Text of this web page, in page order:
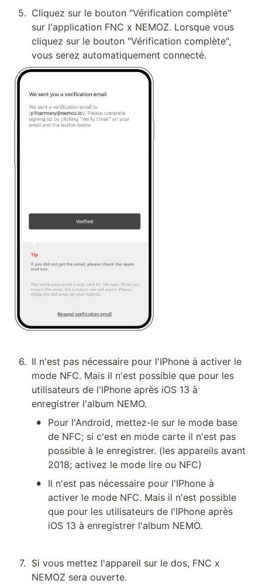
5. Cliquez sur le bouton "Vérification complète"
sur l'application FNC x NEMOZ. Lorsque vous
cliquez sur le bouton "Vérification complète",
vous serez automatiquement connecté.
6. Il n'est pas nécessaire pour l'IPhone à activer le
mode NFC. Mais il n'est possible que pour les
utilisateurs de l'IPhone après iOS 13 à
enregistrer l'album NEMO.
•
Pour l'Android, mettez-le sur le mode base
de NFC; si c'est en mode carte il n'est pas
possible à le enregistrer. (les appareils avant
2018; activez le mode lire ou NFC)
•
Il n'est pas nécessaire pour l'IPhone à
activer le mode NFC. Mais il n'est possible
que pour les utilisateurs de l'IPhone après
iOS 13 à enregistrer l'album NEMO.
7. Si vous mettez l'appareil sur le dos, FNC x
NEMOZ sera ouverte.